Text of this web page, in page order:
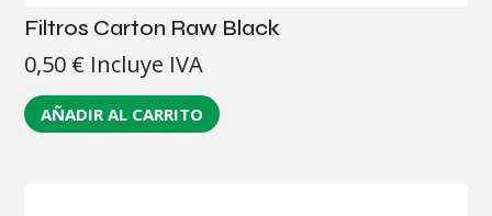
Filtros Carton Raw Black
0,50 € Incluye IVA
AÑADIR AL CARRITO